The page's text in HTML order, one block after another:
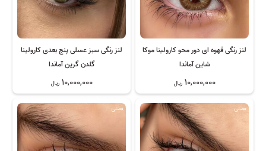
لنز رنگی قهوه ای دور محو کارولینا موکا
شاین آماندا
10,000,000 ریال
لنز رنگی سبز عسلی پنج بعدی کارولینا
گلدن گرین آماندا
10,000,000 ریال
فصلی فصلی